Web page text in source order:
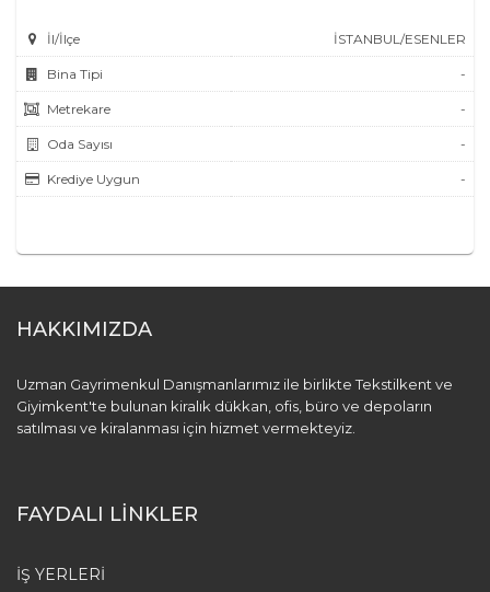
İl/İlçe İSTANBUL/ESENLER
Bina Tipi -
Metrekare -
Oda Sayısı -
Krediye Uygun -
HAKKIMIZDA
Uzman Gayrimenkul Danışmanlarımız ile birlikte Tekstilkent ve
Giyimkent'te bulunan kiralık dükkan, ofis, büro ve depoların
satılması ve kiralanması için hizmet vermekteyiz.
FAYDALI LİNKLER
İŞ YERLERI